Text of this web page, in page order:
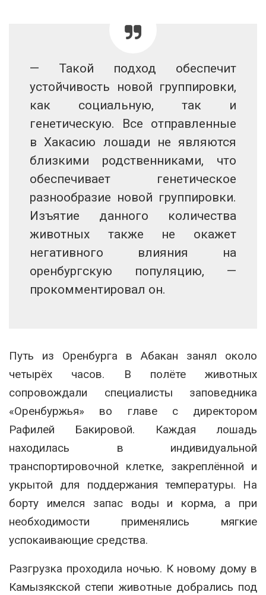
— Такой подход обеспечит
устойчивость новой группировки,
как социальную, так и
генетическую. Все отправленные
в Хакасию лошади не являются
близкими родственниками, что
обеспечивает генетическое
разнообразие новой группировки.
Изъятие данного количества
животных также не окажет
негативного влияния на
оренбургскую популяцию, —
прокомментировал он.
Путь из Оренбурга в Абакан занял около
четырёх часов. В полёте животных
сопровождали специалисты заповедника
«Оренбуржья» во главе с директором
Рафилей Бакировой. Каждая лошадь
находилась в индивидуальной
транспортировочной клетке, закреплённой и
укрытой для поддержания температуры. На
борту имелся запас воды и корма, а при
необходимости применялись мягкие
успокаивающие средства.
Разгрузка проходила ночью. К новому дому в
Камызякской степи животные добрались под